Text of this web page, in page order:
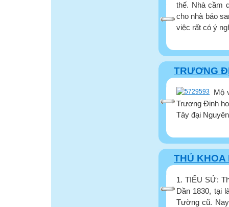
thế. Nhà cầm
cho nhà bảo
việc rất có ý
TRƯƠNG
Mộ
Trương Định
Tây đại
THỦ KHOA
1. TIỂU SỬ:
Dần 1830, tại
Tường cũ.